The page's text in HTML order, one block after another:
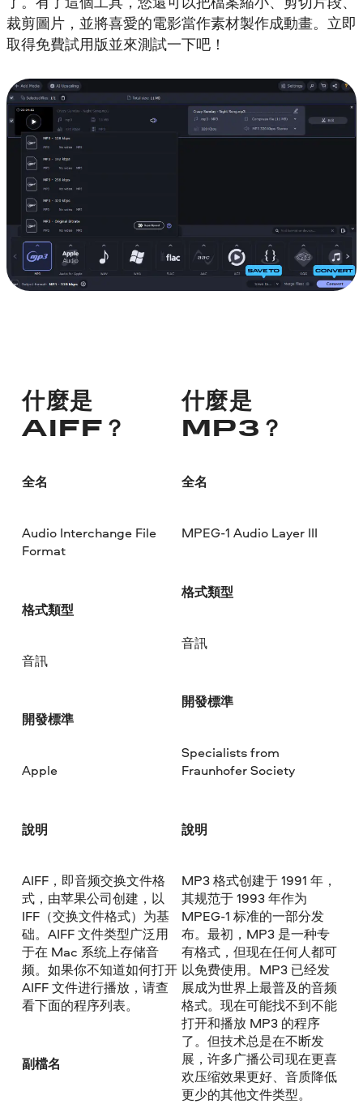
裁剪圖片，並將喜愛的電影當作素材製作成動畫。立即
取得免費試用版並來測試一下吧！
什麼是
AIFF？
全名
Audio Interchange File
Format
格式類型
音訊
開發標準
Apple
說明
AIFF，即音频交换文件格
式，由苹果公司创建，以
IFF（交换文件格式）为基
础。AIFF 文件类型广泛用
于在 Mac 系统上存储音
频。如果你不知道如何打开
AIFF 文件进行播放，请查
看下面的程序列表。
副檔名
什麼是
MP3？
全名
MPEG-1 Audio Layer III
格式類型
音訊
開發標準
Specialists from
Fraunhofer Society
說明
MP3 格式创建于 1991 年，
其规范于 1993 年作为
MPEG-1 标准的一部分发
布。最初，MP3 是一种专
有格式，但现在任何人都可
以免费使用。MP3 已经发
展成为世界上最普及的音频
格式。现在可能找不到不能
打开和播放 MP3 的程序
了。但技术总是在不断发
展，许多广播公司现在更喜
欢压缩效果更好、音质降低
更少的其他文件类型。